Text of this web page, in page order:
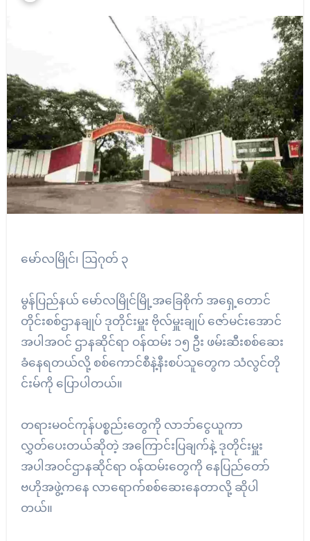
မော်လမြိုင်၊ ဩဂုတ် ၃
မွန်ပြည်နယ် မော်လမြိုင်မြို့အခြေစိုက် အရှေ့တောင်
တိုင်းစစ်ဌာနချုပ် ဒုတိုင်းမှူး ဗိုလ်မှူးချုပ် ဇော်မင်းအောင်
အပါအဝင် ဌာနဆိုင်ရာ ဝန်ထမ်း ၁၅ ဦး ဖမ်းဆီးစစ်ဆေး
ခံနေရတယ်လို့ စစ်ကောင်စီနဲ့နီးစပ်သူတွေက သံလွင်တို
င်းမ်ကို ပြောပါတယ်။
တရားမဝင်ကုန်ပစ္စည်းတွေကို လာဘ်ငွေယူကာ
လွှတ်ပေးတယ်ဆိုတဲ့ အကြောင်းပြချက်နဲ့ ဒုတိုင်းမှူး
အပါအဝင်ဌာနဆိုင်ရာ ဝန်ထမ်းတွေကို နေပြည်တော်
ဗဟိုအဖွဲ့ကနေ လာရောက်စစ်ဆေးနေတာလို့ ဆိုပါ
တယ်။